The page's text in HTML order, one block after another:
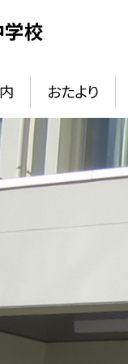
校
おたより